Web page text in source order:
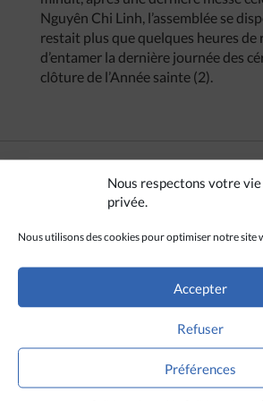
Nous respectons votre vie
privée.
Nous utilisons des cookies pour optimiser notre site
Accepter
Refuser
Préférences
Nguyên Chi Linh, l’assemblée se
restait plus que quelques heures de
d’entamer la dernière journée des
clôture de l’Année sainte (2).